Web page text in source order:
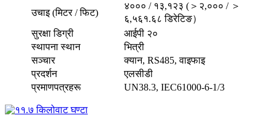
उचाइ (मिटर / फिट)
४००० / १३,१२३ (＞२,००० / ＞
६,५६१.६८ डिरेटिङ）
सुरक्षा डिग्री
आईपी ​​२०
स्थापना स्थान
भित्री
सञ्चार
क्यान, RS485, वाइफाइ
प्रदर्शन
एलसीडी
प्रमाणपत्रहरू
UN38.3, IEC61000-6-1/3